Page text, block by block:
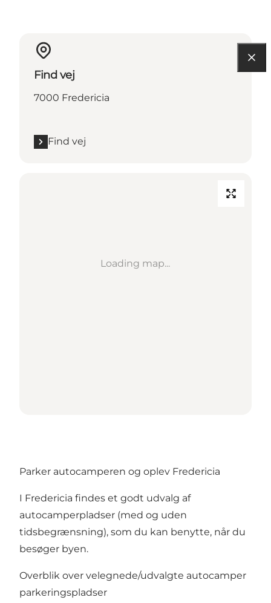
Find vej
7000 Fredericia
Find vej
Loading map...
Parker autocamperen og oplev Fredericia
I Fredericia findes et godt udvalg af
autocamperpladser (med og uden
tidsbegrænsning), som du kan benytte, når du
besøger byen.
Overblik over velegnede/udvalgte autocamper
parkeringspladser